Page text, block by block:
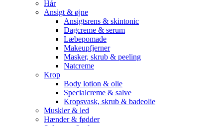
Hår
Ansigt & øjne
Ansigtsrens & skintonic
Dagcreme & serum
Læbepomade
Makeupfjerner
Masker, skrub & peeling
Natcreme
Krop
Body lotion & olie
Specialcreme & salve
Kropsvask, skrub & badeolie
Muskler & led
Hænder & fødder